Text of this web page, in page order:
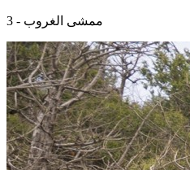
ممشى الغروب - 3